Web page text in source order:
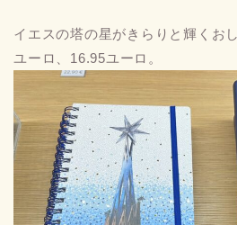
イエスの塔の星がきらりと輝くお
ユーロ、16.95ユーロ。